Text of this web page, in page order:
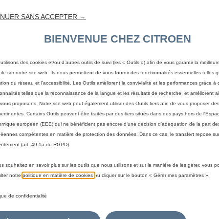
véhicule
méthode pour identifier votre véhicule et afficher les
Par modèle
Par N° de VIN
SANS ACCEPTER →
BIENVENUE CHEZ CITROEN
des cookies et/ou d’autres outils de suivi (les « Outils ») afin de vous garantir la
sur notre site web. Ils nous permettent de vous fournir des fonctionnalités essentielles telles
du réseau et l’accessibilité. Les Outils améliorent la convivialité et les performances grâce à
telles que la reconnaissance de la langue et les résultats de recherche, et améliorent
proposons. Notre site web peut également utiliser des Outils tiers afin de vous proposer
Certains Outils peuvent être traités par des tiers situés dans des pays hors de
européen (EEE) qui ne bénéficient pas encore d'une décision d'adéquation de la part
compétentes en matière de protection des données. Dans ce cas, le transfert repose
(art. 49.1a du RGPD).
souhaitez en savoir plus sur les outils que nous utilisons et sur la manière de les gérer, vous
notre politique en matière de cookies ou cliquer sur le bouton « Gérer mes paramètres ».
de confidentialité